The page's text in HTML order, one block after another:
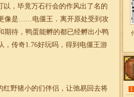
，毕竟万石行会的作风出了名的
像是……电僵王．离开原处受到攻
期待，鸭蛋能孵的都已经孵出小鸭
， 传奇1.76好玩吗 ，得到电僵王游
野猪小的们伴侣，让弛易回去将
1